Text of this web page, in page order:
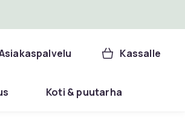
Kassalle
Koti & puutarha